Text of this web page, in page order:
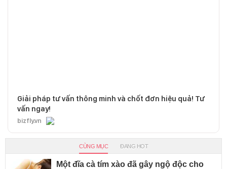
Giải pháp tư vấn thông minh và chốt đơn hiệu quả! Tư
vấn ngay!
bizfly.vn
CÙNG MỤC ĐANG HOT
Một đĩa cà tím xào đã gây ngộ độc cho